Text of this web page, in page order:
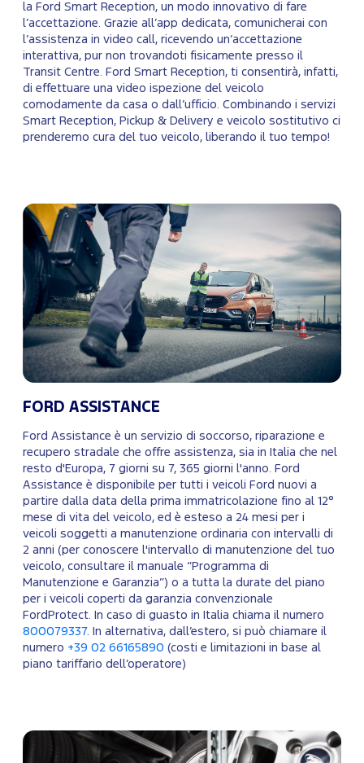
la Ford Smart Reception, un modo innovativo di fare
l’accettazione. Grazie all’app dedicata, comunicherai con
l’assistenza in video call, ricevendo un’accettazione
interattiva, pur non trovandoti fisicamente presso il
Transit Centre. Ford Smart Reception, ti consentirà, infatti,
di effettuare una video ispezione del veicolo
comodamente da casa o dall’ufficio. Combinando i servizi
Smart Reception, Pickup & Delivery e veicolo sostitutivo ci
prenderemo cura del tuo veicolo, liberando il tuo tempo!
FORD ASSISTANCE
Ford Assistance è un servizio di soccorso, riparazione e
recupero stradale che offre assistenza, sia in Italia che nel
resto d'Europa, 7 giorni su 7, 365 giorni l'anno. Ford
Assistance è disponibile per tutti i veicoli Ford nuovi a
partire dalla data della prima immatricolazione fino al 12°
mese di vita del veicolo, ed è esteso a 24 mesi per i
veicoli soggetti a manutenzione ordinaria con intervalli di
2 anni (per conoscere l'intervallo di manutenzione del tuo
veicolo, consultare il manuale “Programma di
Manutenzione e Garanzia”) o a tutta la durate del piano
per i veicoli coperti da garanzia convenzionale
FordProtect. In caso di guasto in Italia chiama il numero
800079337 . In alternativa, dall’estero, si può chiamare il
numero +39 02 66165890 (costi e limitazioni in base al
piano tariffario dell’operatore)